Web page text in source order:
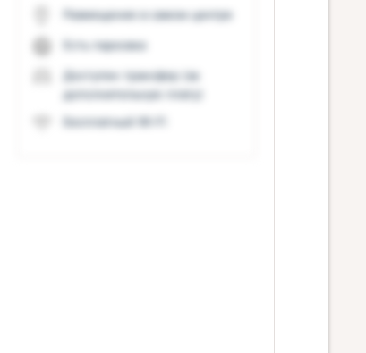
Размещение в самом центре
Есть парковка
Доступен трансфер (за
дополнительную плату)
Бесплатный Wi-Fi